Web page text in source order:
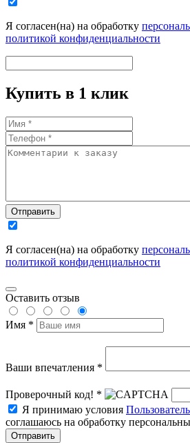
Я согласен(на) на обработку
политикой конфиденциальности
Купить в 1 клик
Отправить
Я согласен(на) на обработку
политикой конфиденциальности
Оставить отзыв
Имя *
Ваши впечатления *
Проверочный код! *
Я принимаю условия
соглашаюсь на обработку
Отправить